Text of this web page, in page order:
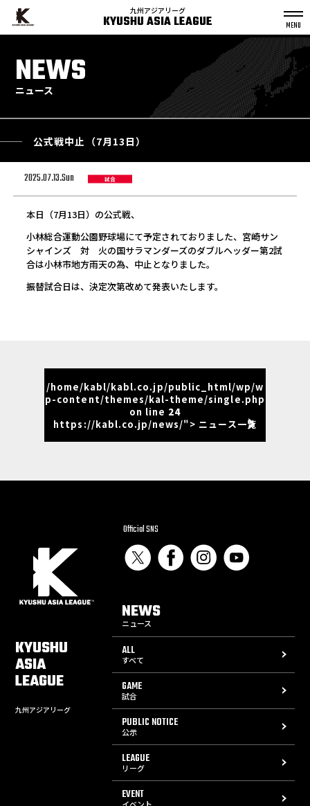
九州アジアリーグ
KYUSHU ASIA LEAGUE
NEWS
ニュース
公式戦中止（7月13日）
2025.07.13.Sun 試合
本日（7月13日）の公式戦、
小林総合運動公園野球場にて予定されておりました、宮崎サン
シャインズ 対 火の国サラマンダーズのダブルヘッダー第2試
合は小林市地方雨天の為、中止となりました。
振替試合日は、決定次第改めて発表いたします。
/home/kabl/kabl.co.jp/public_html/wp/w
p-content/themes/kal-theme/single.php
on line 24
https://kabl.co.jp/news/"> ニュース一覧
KYUSHU
ASIA
LEAGUE
九州アジアリーグ
Official SNS
NEWS
ニュース
ALL
すべて
GAME
試合
PUBLIC NOTICE
公示
LEAGUE
リーグ
EVENT
イベント